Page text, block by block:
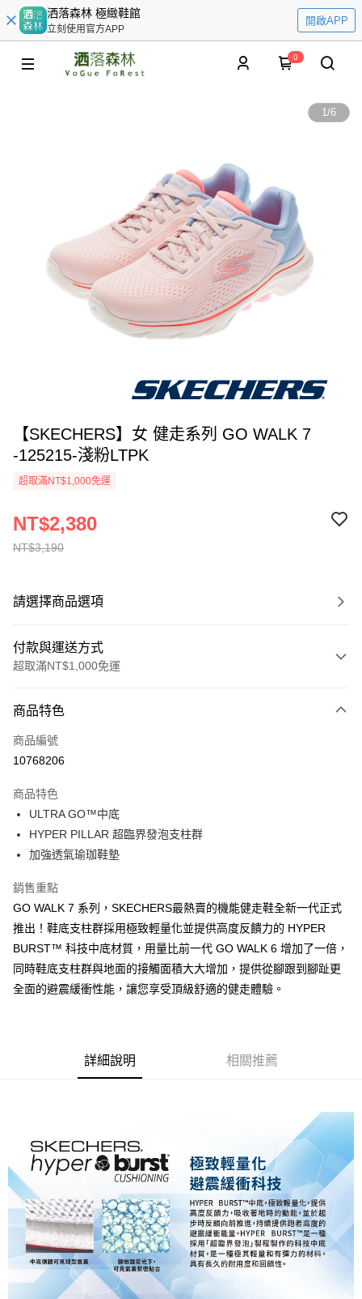
洒落森林 極緻鞋館
立刻使用官方APP
開啟APP
0
1/6
【SKECHERS】女 健走系列 GO WALK 7
-125215-淺粉LTPK
超取滿NT$1,000免運
NT$3,190
NT$2,380
請選擇商品選項
付款與運送方式
超取滿NT$1,000免運
信用卡一次付款
超商取貨付款
運送方式
全家取貨付款
每筆NT$60，滿NT$1,000(含以上)免運費
每筆NT$60，滿NT$1,000(含以上)免運費
宅配
每筆NT$80，滿NT$1,000(含以上)免運費
商品特色
商品編號
10768206
商品特色
ULTRA GO™中底
HYPER PILLAR 超臨界發泡支柱群
加強透氣瑜珈鞋墊
銷售重點
GO WALK 7 系列，SKECHERS最熱賣的機能健走鞋全新一代正式
推出！鞋底支柱群採用極致輕量化並提供高度反饋力的 HYPER
BURST™ 科技中底材質，用量比前一代 GO WALK 6 增加了一倍，
同時鞋底支柱群與地面的接觸面積大大增加，提供從腳跟到腳趾更
全面的避震緩衝性能，讓您享受頂級舒適的健走體驗。
詳細說明 相關推薦